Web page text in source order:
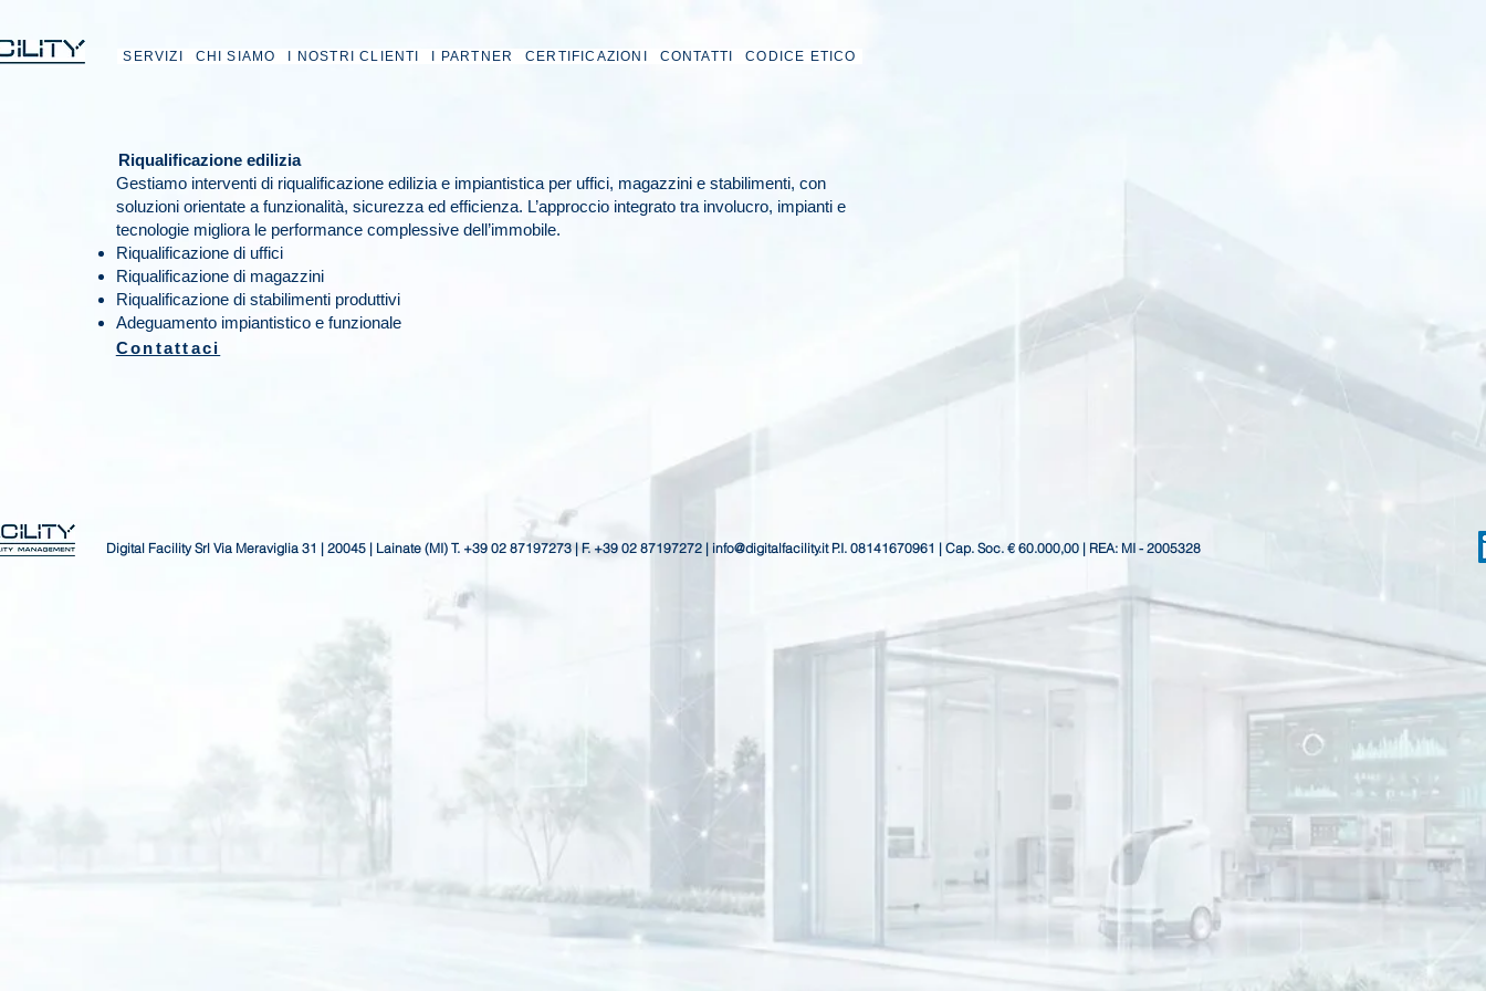
SERVIZI CHI SIAMO I NOSTRI CLIENTI I PARTNER CERTIFICAZIONI CONTATTI CODICE ETICO
Riqualificazione edilizia
Gestiamo interventi di riqualificazione edilizia e impiantistica per uffici, magazzini e stabilimenti, con
soluzioni orientate a funzionalità, sicurezza ed efficienza. L’approccio integrato tra involucro, impianti e
tecnologie migliora le performance complessive dell’immobile.
Riqualificazione di uffici
Riqualificazione di magazzini
Riqualificazione di stabilimenti produttivi
Adeguamento impiantistico e funzionale
Contattaci
Digital Facility Srl Via Meraviglia 31 | 20045 | Lainate (MI) T. +39 02 87197273 | F. +39 02 87197272 | info@digitalfacility.it P.I. 08141670961 | Cap. Soc. € 60.000,00 | REA: MI - 2005328